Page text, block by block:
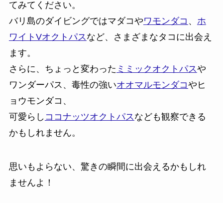
てみてください。
バリ島のダイビングではマダコやワモンダコ 、 ホ
ワイトVオクトパス など、さまざまなタコに出会え
ます。
さらに、ちょっと変わった ミミックオクトパスや
ワンダーパス、毒性の強いオオマルモンダコやヒ
ョウモンダコ、
可愛らし ココナッツオクトパス なども観察できる
かもしれません。
思いもよらない、驚きの瞬間に出会えるかもしれ
ませんよ！